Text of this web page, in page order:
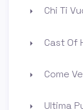
Chi Ti
Cast Of
Come
Ultima